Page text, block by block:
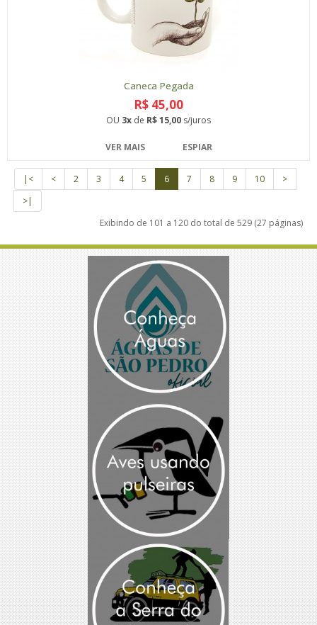
Caneca Pegada
R$ 45,00
OU 3x de R$ 15,00 s/juros
VER MAIS ESPIAR
|< < 2 3 4 5 6 7 8 9 10
>
>|
Exibindo de 101 a 120 do total de 529 (27 páginas)